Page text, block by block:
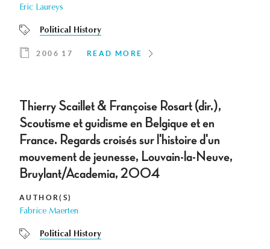
Eric Laureys
Political History
2006 17 READ MORE
Thierry Scaillet & Françoise Rosart (dir.),
Scoutisme et guidisme en Belgique et en
France. Regards croisés sur l'histoire d'un
mouvement de jeunesse, Louvain-la-Neuve,
Bruylant/Academia, 2004
AUTHOR(S)
Fabrice Maerten
Political History